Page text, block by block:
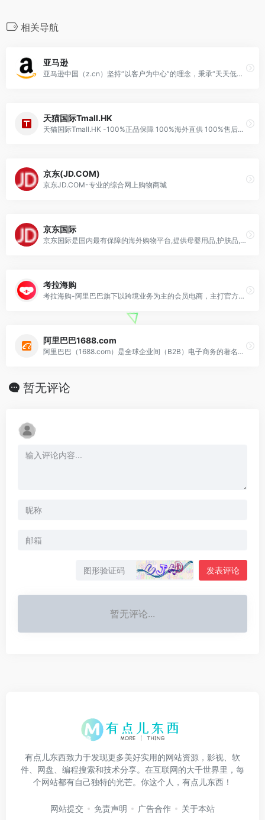
相关导航
亚马逊
亚马逊中国（z.cn）坚持“以客户为中心”的理念，秉承“天天低价，正品行货”信念，销售图书、电脑、数码家电、母婴百货、服饰箱包等上千万种产品。
天猫国际Tmall.HK
天猫国际Tmall.HK -100%正品保障 100%海外直供 100%售后服务-理想生活上天猫
京东(JD.COM)
京东JD.COM-专业的综合网上购物商城
京东国际
京东国际是国内最有保障的海外购物平台,提供母婴用品,护肤品,彩妆,钟表首饰,数码电器等全球优质商品,全球直供,售后无忧,来京东国际,开启您的海外购物之旅吧.
考拉海购
考拉海购-阿里巴巴旗下以跨境业务为主的会员电商，主打官方自营，全球直采的模式，为会员精选全球品质好货，保证极致性价比，全方位服务黑卡会员。
阿里巴巴1688.com
阿里巴巴（1688.com）是全球企业间（B2B）电子商务的著名品牌
暂无评论
发表评论
暂无评论...
有点儿东西致力于发现更多美好实用的网站资源，影视、软
件、网盘、编程搜索和技术分享。在互联网的大千世界里，每
个网站都有自己独特的光芒。你这个人，有点儿东西！
网站提交 免责声明 广告合作 关于本站